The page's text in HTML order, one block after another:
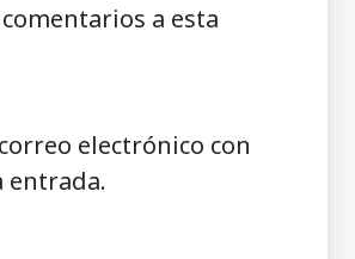
a esta
electrónico con
entrada.